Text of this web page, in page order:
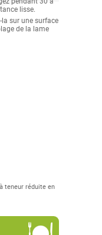
lisse.
la sur une surface
de la lame
teneur réduite en